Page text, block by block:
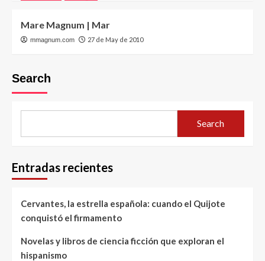
Mare Magnum | Mar
mmagnum.com 27 de May de 2010
Search
Search
Entradas recientes
Cervantes, la estrella española: cuando el Quijote
conquistó el firmamento
Novelas y libros de ciencia ficción que exploran el
hispanismo